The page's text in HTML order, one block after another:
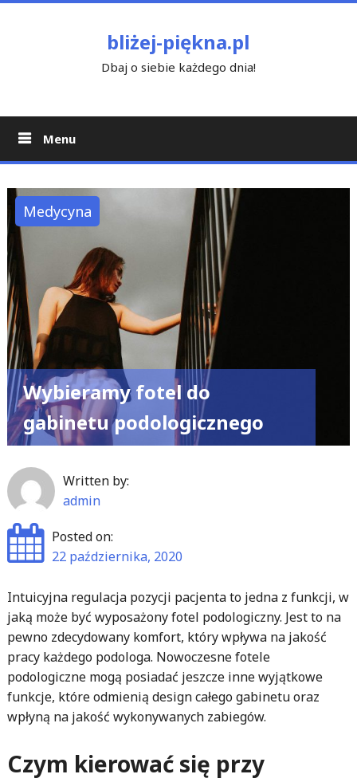
bliżej-piękna.pl
Dbaj o siebie każdego dnia!
Menu
Medycyna
Wybieramy fotel do
gabinetu podologicznego
Written by:
admin
Posted on:
22 października, 2020
Intuicyjna regulacja pozycji pacjenta to jedna z funkcji, w
jaką może być wyposażony fotel podologiczny. Jest to na
pewno zdecydowany komfort, który wpływa na jakość
pracy każdego podologa. Nowoczesne fotele
podologiczne mogą posiadać jeszcze inne wyjątkowe
funkcje, które odmienią design całego gabinetu oraz
wpłyną na jakość wykonywanych zabiegów.
Czym kierować się przy